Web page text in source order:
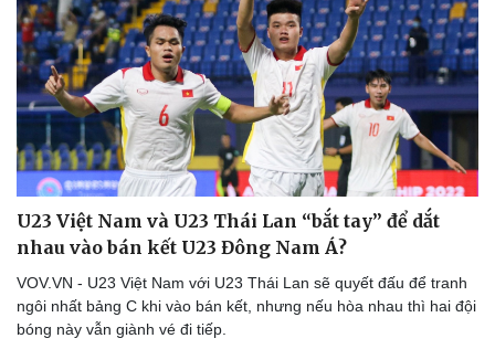
Thể thao
Bóng đá
Ô tô - Xe máy
U23 Việt Nam và U23 Thái Lan “bắt tay” để dắt
nhau vào bán kết U23 Đông Nam Á?
VOV.VN - U23 Việt Nam với U23 Thái Lan sẽ quyết đấu để tranh
ngôi nhất bảng C khi vào bán kết, nhưng nếu hòa nhau thì hai đội
bóng này vẫn giành vé đi tiếp.